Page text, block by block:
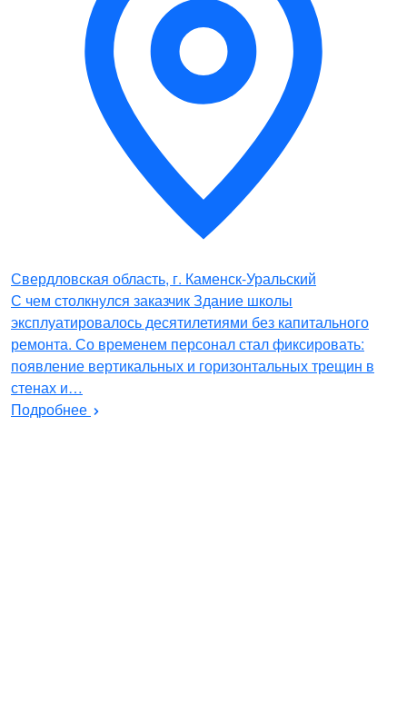
Свердловская область, г. Каменск-Уральский
С чем столкнулся заказчик Здание школы
эксплуатировалось десятилетиями без капитального
ремонта. Со временем персонал стал фиксировать:
появление вертикальных и горизонтальных трещин в
стенах и…
Подробнее